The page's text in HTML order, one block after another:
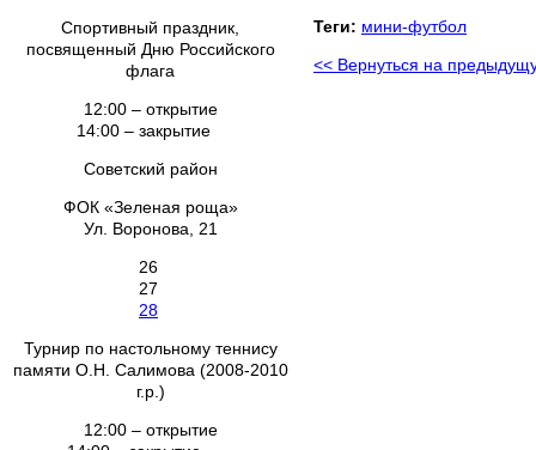
Спортивный праздник,
посвященный Дню Российского
флага
12:00 – открытие
14:00 – закрытие
Советский район
ФОК «Зеленая роща»
Ул. Воронова, 21
26
27
28
Турнир по настольному теннису
памяти О.Н. Салимова (2008-2010
г.р.)
12:00 – открытие
Теги: мини-футбол
<< Вернуться на